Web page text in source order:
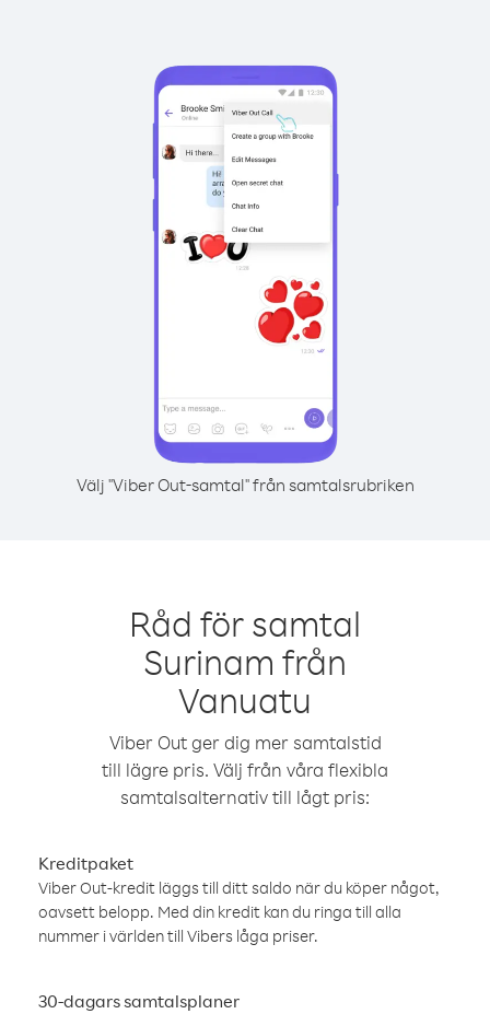
Välj "Viber Out-samtal" från samtalsrubriken
Råd för samtal
Surinam från
Vanuatu
Viber Out ger dig mer samtalstid
till lägre pris. Välj från våra flexibla
samtalsalternativ till lågt pris:
Kreditpaket
Viber Out-kredit läggs till ditt saldo när du köper något,
oavsett belopp. Med din kredit kan du ringa till alla
nummer i världen till Vibers låga priser.
30-dagars samtalsplaner